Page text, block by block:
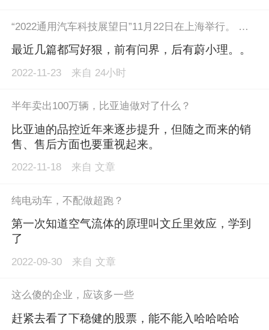
“2022通用汽车科技展望日”11月22日在上海举行。 在“零事故、零排放、零拥堵”愿景的指引下，通用汽车正加速在中国市场推出更多基于奥特能平台打造的电动车型，并大力布局“软件定义汽车”平台，满足消费者对智能出行的需求。 2022年TECH DAY上汽通用正式宣布700亿电动化、智能网联化投入，通过体系建设、清晰技术和产品落地来夯实市场竞争力。
最近几篇都写好狠，前有问界，后有蔚小理。。
2022-11-23 来自 24小时
半年卖出100万辆，比亚迪做对了什么？
比亚迪的品控近年来逐步提升，但随之而来的销
售、售后方面也要重视起来。
2022-11-18 来自 文章
纯电动车，不配做超跑？
第一次知道空气流体的原理叫文丘里效应，学到
了
2022-09-30 来自 文章
这么傻的企业，应该多一些
赶紧去看了下稳健的股票，能不能入哈哈哈哈